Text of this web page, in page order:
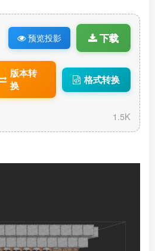
预览投影 下载
版本转
换
格式转换
1.5K